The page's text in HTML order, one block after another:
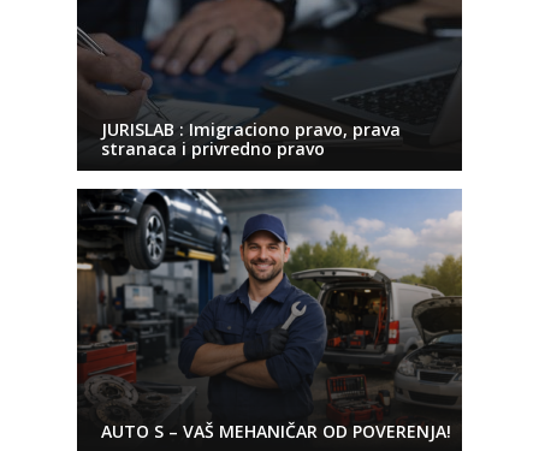
JURISLAB : Imigraciono pravo, prava
stranaca i privredno pravo
AUTO S – VAŠ MEHANIČAR OD POVERENJA!